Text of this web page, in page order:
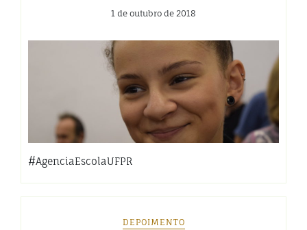
1 de outubro de 2018
#AgenciaEscolaUFPR
DEPOIMENTO